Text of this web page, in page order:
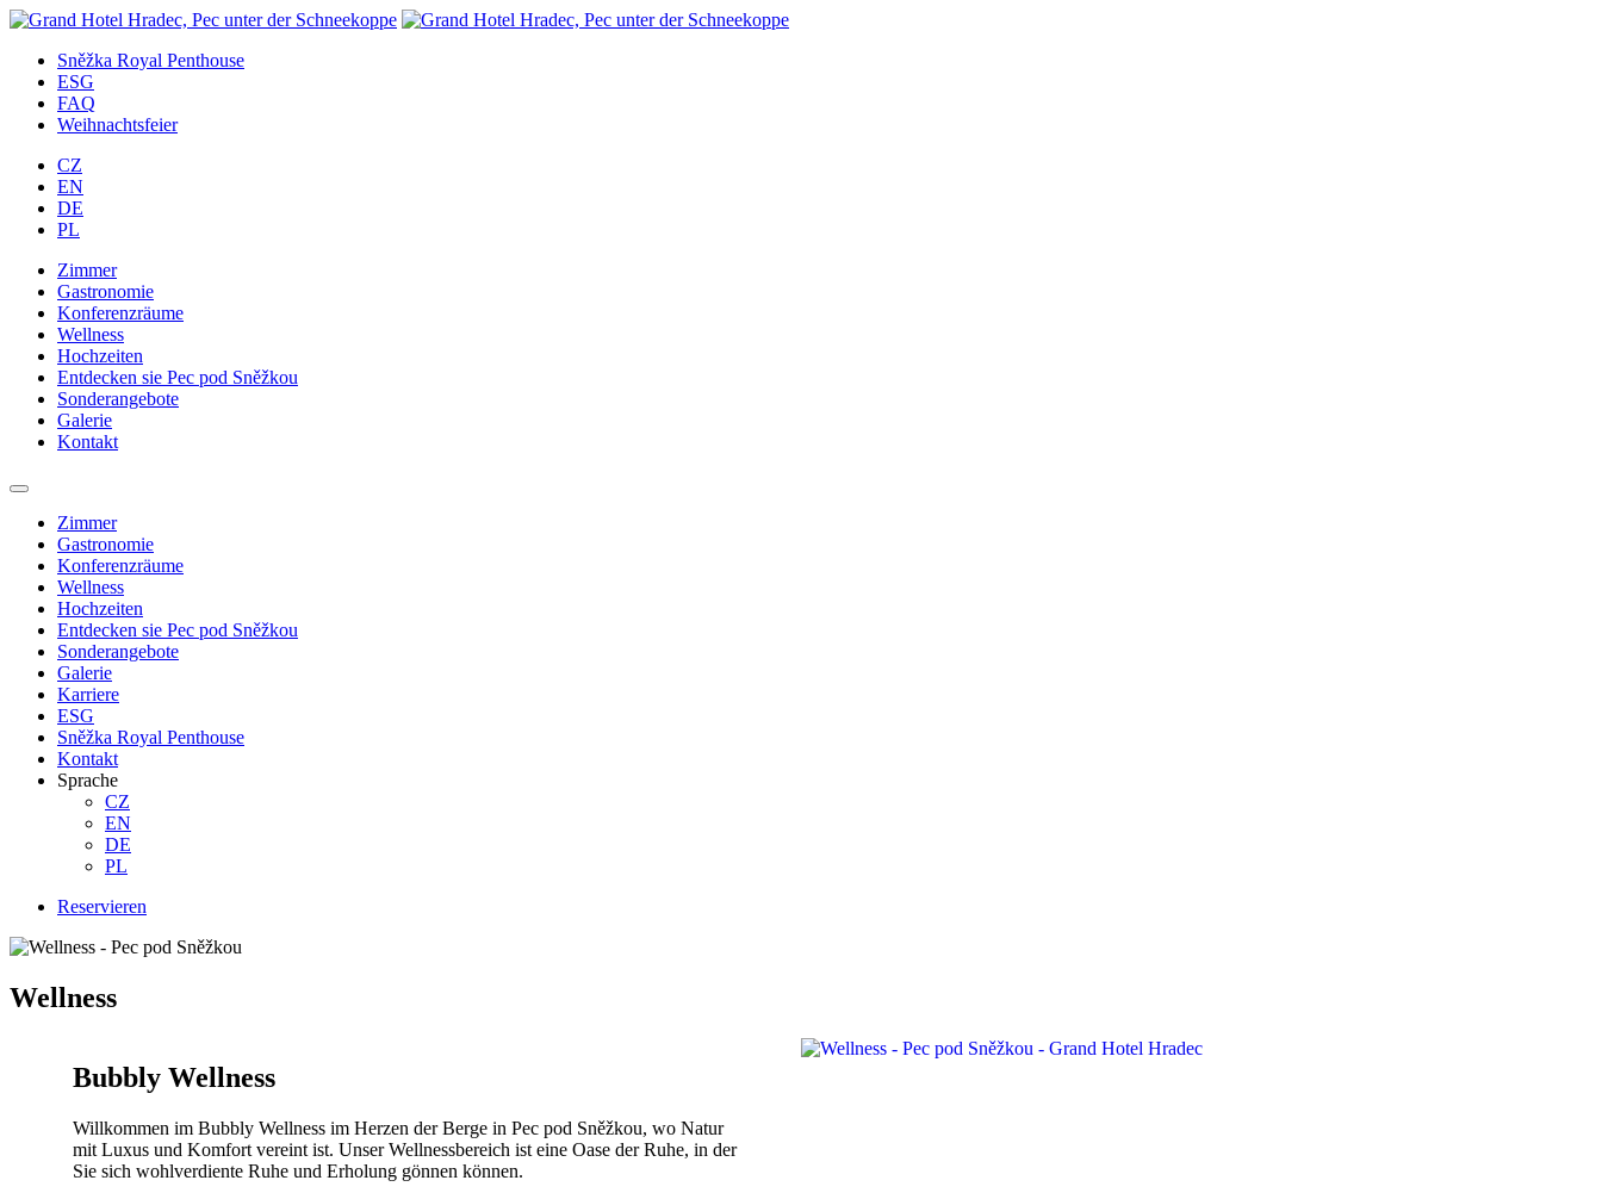
Zum
springenSněžka Royal Penthouse
ESG
FAQ
Weihnachtsfeier
CZ
EN
DE
PL
Zimmer
Gastronomie
Konferenzräume
Wellness
Hochzeiten
Entdecken sie Pec pod Sněžkou
Sonderangebote
Galerie
Kontakt
Zimmer
Gastronomie
Konferenzräume
Wellness
Hochzeiten
Entdecken sie Pec pod Sněžkou
Sonderangebote
Galerie
Karriere
ESG
Sněžka Royal Penthouse
Kontakt
Sprache
CZ
EN
DE
PL
Reservieren
Wellness
Bubbly Wellness
Willkommen im Bubbly Wellness im Herzen der Berge in Pec pod Sněžkou, wo Natur
mit Luxus und Komfort vereint ist. Unser Wellnessbereich ist eine Oase der Ruhe, in der
Sie sich wohlverdiente Ruhe und Erholung gönnen können.